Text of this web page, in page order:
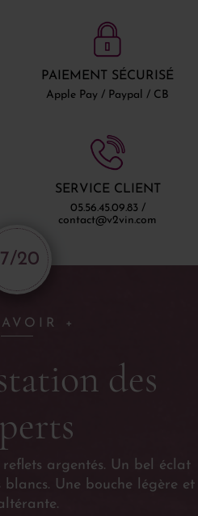
PAIEMENT SÉCURISÉ
Apple Pay / Paypal / CB
SERVICE CLIENT
05.56.45.09.83 /
contact@v2vin.com
20
+
des
argentés. Un bel éclat
Une bouche légère et